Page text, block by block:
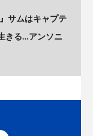
サムはキャプテ
きる…アンソニ